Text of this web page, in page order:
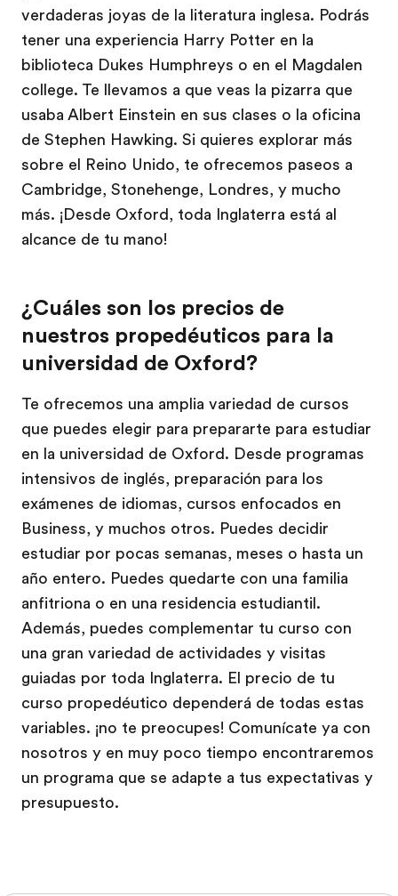
verdaderas joyas de la literatura inglesa. Podrás
tener una experiencia Harry Potter en la
biblioteca Dukes Humphreys o en el Magdalen
college. Te llevamos a que veas la pizarra que
usaba Albert Einstein en sus clases o la oficina
de Stephen Hawking. Si quieres explorar más
sobre el Reino Unido, te ofrecemos paseos a
Cambridge, Stonehenge, Londres, y mucho
más. ¡Desde Oxford, toda Inglaterra está al
alcance de tu mano!
¿Cuáles son los precios de
nuestros propedéuticos para la
universidad de Oxford?
Te ofrecemos una amplia variedad de cursos
que puedes elegir para prepararte para estudiar
en la universidad de Oxford. Desde programas
intensivos de inglés, preparación para los
exámenes de idiomas, cursos enfocados en
Business, y muchos otros. Puedes decidir
estudiar por pocas semanas, meses o hasta un
año entero. Puedes quedarte con una familia
anfitriona o en una residencia estudiantil.
Además, puedes complementar tu curso con
una gran variedad de actividades y visitas
guiadas por toda Inglaterra. El precio de tu
curso propedéutico dependerá de todas estas
variables. ¡no te preocupes! Comunícate ya con
nosotros y en muy poco tiempo encontraremos
un programa que se adapte a tus expectativas y
presupuesto.